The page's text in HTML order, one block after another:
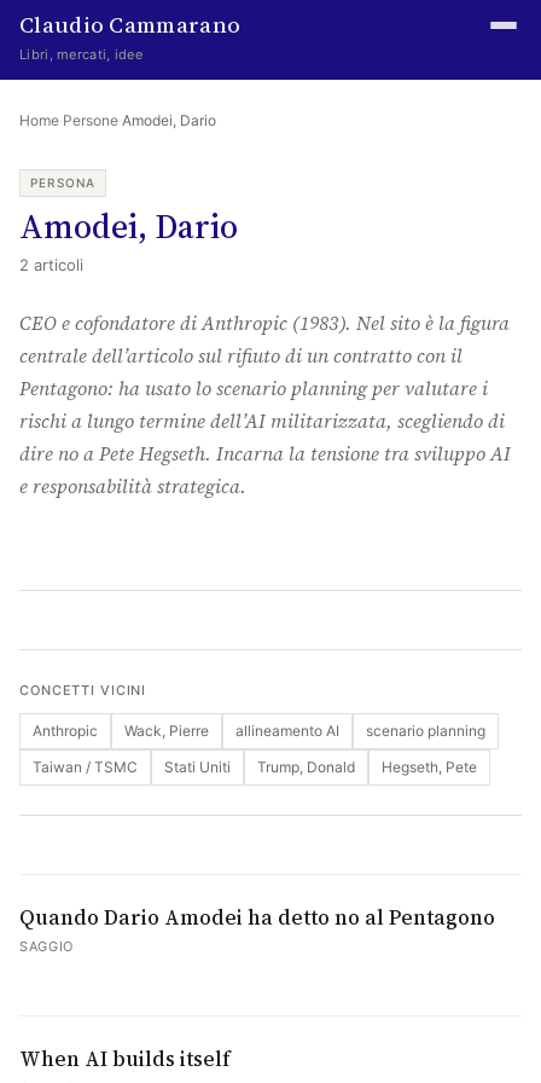
Claudio Cammarano
Libri, mercati, idee
Home
Writings
Curated
Learning log
Irene Media
Indice
About
Cerca
Home·Persone·Amodei, Dario
PERSONA
Amodei, Dario
2 articoli
CEO e cofondatore di Anthropic (1983). Nel sito è la figura
centrale dell’articolo sul rifiuto di un contratto con il
Pentagono: ha usato lo scenario planning per valutare i
rischi a lungo termine dell’AI militarizzata, scegliendo di
dire no a Pete Hegseth. Incarna la tensione tra sviluppo AI
e responsabilità strategica.
CONCETTI VICINI
Anthropic Wack, Pierre allineamento AI
scenario planning
Taiwan / TSMC
Stati Uniti Trump, Donald Hegseth, Pete
Quando Dario Amodei ha detto no al Pentagono
SAGGIO
When AI builds itself